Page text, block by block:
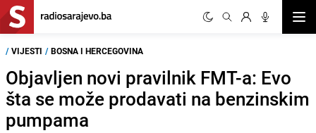
/ VIJESTI / BOSNA I HERCEGOVINA
Objavljen novi pravilnik FMT-a: Evo
šta se može prodavati na benzinskim
pumpama